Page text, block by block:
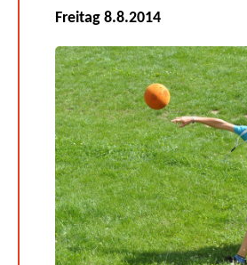
Freitag 8.8.2014